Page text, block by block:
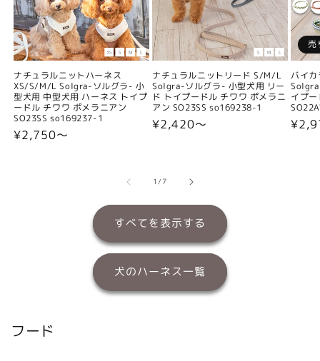
ナチュラルニットハーネス
XS/S/M/L Solgra-ソルグラ- 小
型犬用 中型犬用 ハーネス トイプ
ードル チワワ ポメラニアン
SO23SS so169237-1
通
¥2,750〜
ナチュラルニットリード S/M/L
Solgra-ソルグラ- 小型犬用 リー
ド トイプードル チワワ ポメラニ
アン SO23SS so169238-1
通
¥2,420〜
売
バイ
イプ
通
1/の
7
すべてを表示する
犬のハーネス一覧
フード